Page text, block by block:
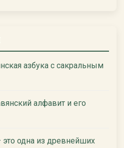
азбука с сакральным
алфавит и его
одна из древнейших